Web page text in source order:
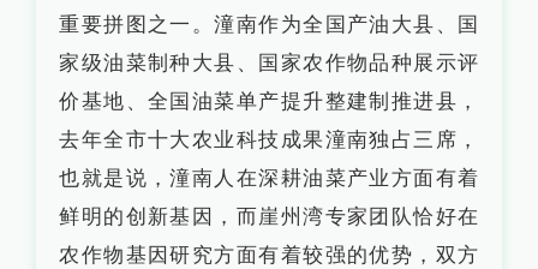
重要拼图之一。潼南作为全国产油大县、国
家级油菜制种大县、国家农作物品种展示评
价基地、全国油菜单产提升整建制推进县，
去年全市十大农业科技成果潼南独占三席，
也就是说，潼南人在深耕油菜产业方面有着
鲜明的创新基因，而崖州湾专家团队恰好在
农作物基因研究方面有着较强的优势，双方